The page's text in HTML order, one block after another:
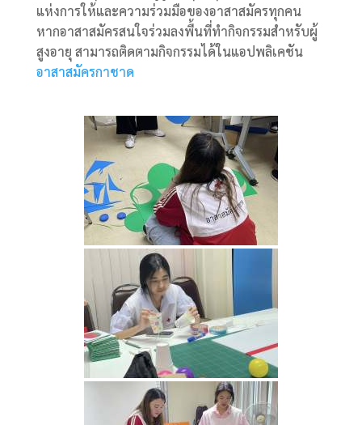
แห่งการให้และความร่วมมือของอาสาสมัครทุกคน
หากอาสาสมัครสนใจร่วมลงพื้นที่ทำกิจกรรมสำหรับผู้
สูงอายุ สามารถติดตามกิจกรรมได้ในแอปพลิเคชัน
อาสาสมัครกาชาด